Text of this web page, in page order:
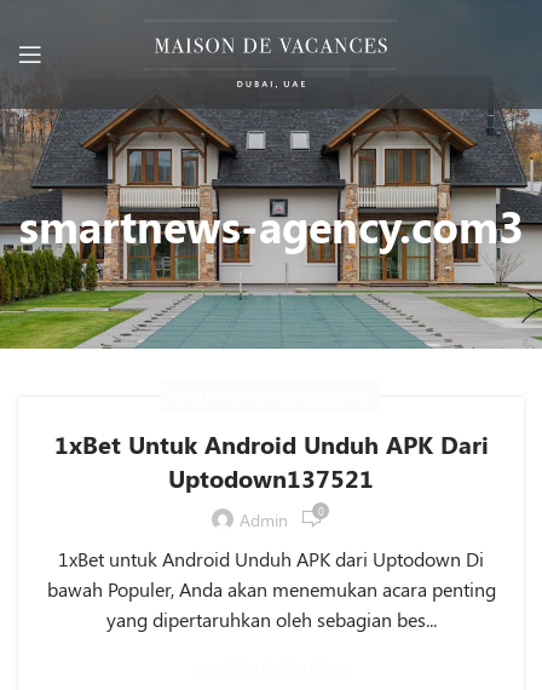
smartnews-agency.com3
1xBet Untuk Android Unduh APK Dari
Uptodown137521
Admin 0
1xBet untuk Android Unduh APK dari Uptodown Di
bawah Populer, Anda akan menemukan acara penting
yang dipertaruhkan oleh sebagian bes...